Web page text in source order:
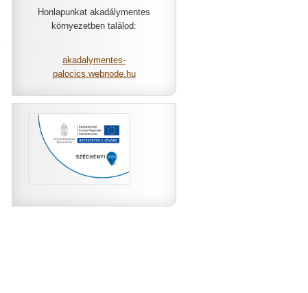
Honlapunkat akadálymentes
környezetben találod:
akadalymentes-
palocics.webnode.hu